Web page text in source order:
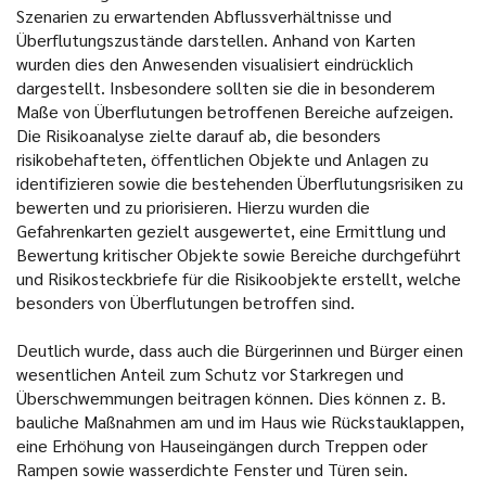
Szenarien zu erwartenden Abflussverhältnisse und
Überflutungszustände darstellen. Anhand von Karten
wurden dies den Anwesenden visualisiert eindrücklich
dargestellt. Insbesondere sollten sie die in besonderem
Maße von Überflutungen betroffenen Bereiche aufzeigen.
Die Risikoanalyse zielte darauf ab, die besonders
risikobehafteten, öffentlichen Objekte und Anlagen zu
identifizieren sowie die bestehenden Überflutungsrisiken zu
bewerten und zu priorisieren. Hierzu wurden die
Gefahrenkarten gezielt ausgewertet, eine Ermittlung und
Bewertung kritischer Objekte sowie Bereiche durchgeführt
und Risikosteckbriefe für die Risikoobjekte erstellt, welche
besonders von Überflutungen betroffen sind.
Deutlich wurde, dass auch die Bürgerinnen und Bürger einen
wesentlichen Anteil zum Schutz vor Starkregen und
Überschwemmungen beitragen können. Dies können z. B.
bauliche Maßnahmen am und im Haus wie Rückstauklappen,
eine Erhöhung von Hauseingängen durch Treppen oder
Rampen sowie wasserdichte Fenster und Türen sein.